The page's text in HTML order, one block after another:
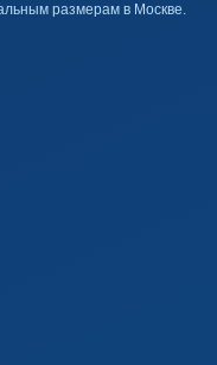
размерам в Москве.